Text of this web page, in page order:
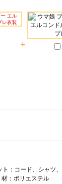
+
：コード、シャツ
：ポリエステル